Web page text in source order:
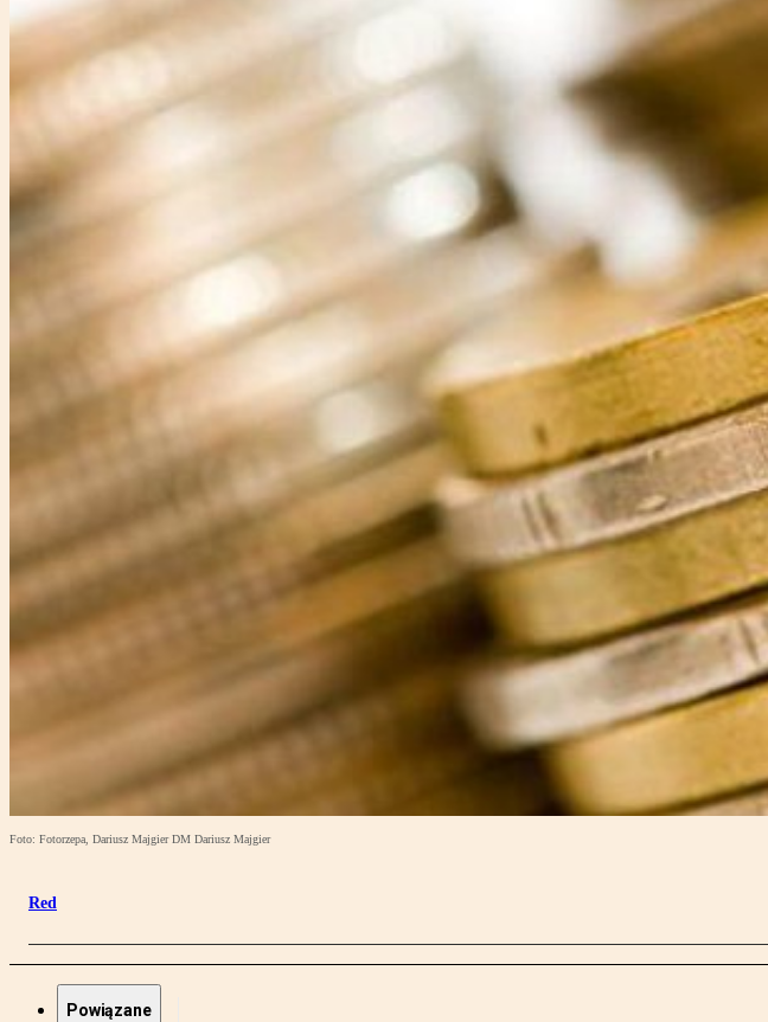
Foto: Fotorzepa, Dariusz Majgier DM Dariusz Majgier
Red
Powiązane